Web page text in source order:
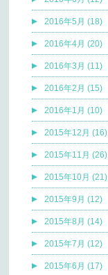
2016年5月 (18)
2016年4月 (20)
2016年3月 (11)
2016年2月 (15)
2016年1月 (10)
2015年12月 (16)
2015年11月 (26)
2015年10月 (21)
2015年9月 (12)
2015年8月 (14)
2015年7月 (12)
2015年6月 (17)